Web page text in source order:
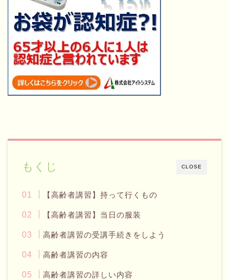
CLOSE
もくじ
【高齢者講習】持って行くもの
【高齢者講習】当日の服装
高齢者講習の受講手続きをしよう
高齢者講習の内容
高齢者講習の詳しい内容